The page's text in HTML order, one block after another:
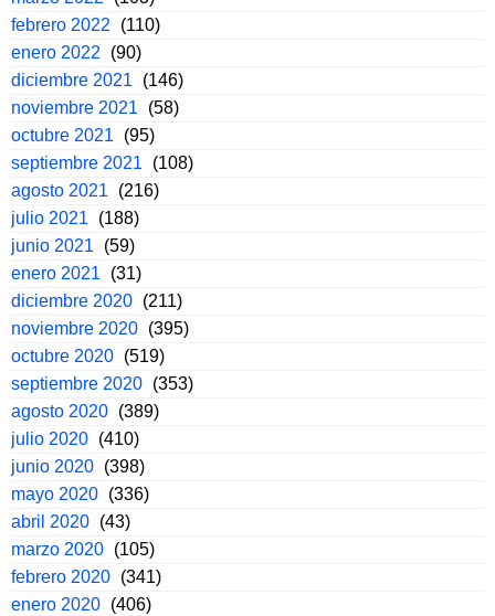
febrero 2022
(110)
enero 2022
(90)
diciembre 2021
(146)
noviembre 2021
(58)
octubre 2021
(95)
septiembre 2021
(108)
agosto 2021
(216)
julio 2021
(188)
junio 2021
(59)
enero 2021
(31)
diciembre 2020 (211)
noviembre 2020 (395)
octubre 2020 (519)
septiembre 2020 (353)
agosto 2020 (389)
julio 2020 (410)
junio 2020 (398)
mayo 2020 (336)
abril 2020 (43)
marzo 2020 (105)
febrero 2020 (341)
enero 2020 (406)